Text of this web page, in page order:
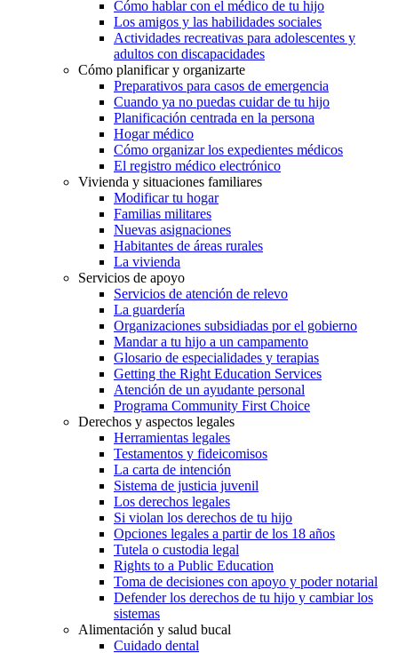
Cómo hablar con el médico de tu hijo
Los amigos y las habilidades sociales
Actividades recreativas para adolescentes y
adultos con discapacidades
Cómo planificar y organizarte
Preparativos para casos de emergencia
Cuando ya no puedas cuidar de tu hijo
Planificación centrada en la persona
Hogar médico
Cómo organizar los expedientes médicos
El registro médico electrónico
Vivienda y situaciones familiares
Modificar tu hogar
Familias militares
Nuevas asignaciones
Habitantes de áreas rurales
La vivienda
Servicios de apoyo
Servicios de atención de relevo
La guardería
Organizaciones subsidiadas por el gobierno
Mandar a tu hijo a un campamento
Glosario de especialidades y terapias
Getting the Right Education Services
Atención de un ayudante personal
Programa Community First Choice
Derechos y aspectos legales
Herramientas legales
Testamentos y fideicomisos
La carta de intención
Sistema de justicia juvenil
Los derechos legales
Si violan los derechos de tu hijo
Opciones legales a partir de los 18 años
Tutela o custodia legal
Rights to a Public Education
Toma de decisiones con apoyo y poder notarial
Defender los derechos de tu hijo y cambiar los
sistemas
Alimentación y salud bucal
Cuidado dental